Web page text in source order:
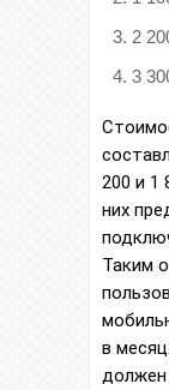
2
3
200 и 1
них
Таким
в
должен